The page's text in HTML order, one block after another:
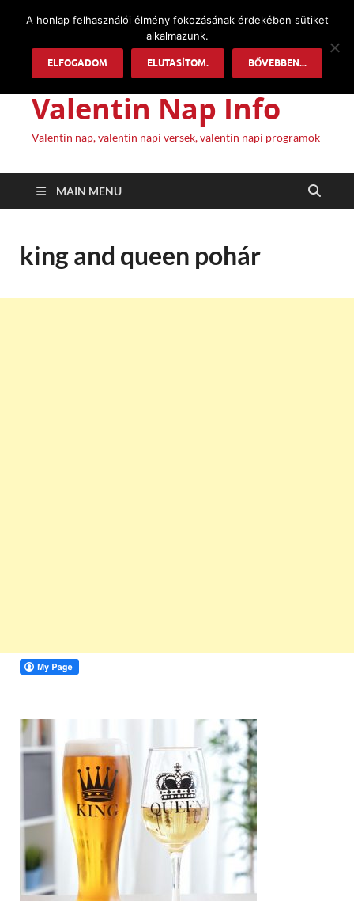
Valentin Nap Info
Valentin nap, valentin napi versek, valentin napi programok
MAIN MENU
king and queen pohár
A honlap felhasználói élmény fokozásának érdekében sütiket
alkalmazunk.
ELFOGADOM ELUTASÍTOM. BŐVEBBEN...